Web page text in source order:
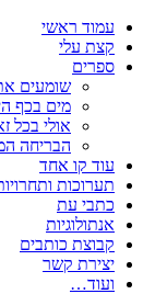
עמוד ראשי
קצת עלי
ספרים
שומעים
מים בכף
אולי בכל
הבריחה
עוד קו אחד
תערוכות
כתבי עת
אנתולוגיות
קבוצת כותבים
יצירת קשר
ועוד…